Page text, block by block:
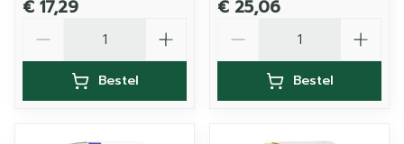
€ 17,29
Bestel
€ 25,06
Bestel